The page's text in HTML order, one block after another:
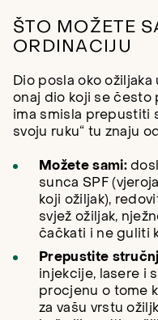
ŠTO MOŽETE
ORDINACIJU
Dio posla oko
onaj dio koji se često
ima smisla prepustiti
svoju ruku“ tu znaju
Možete sami:
sunca SPF
koji ožiljak),
svjež ožiljak,
čačkati i ne guliti
Prepustite
injekcije, lasere i
procjenu o tome
za vašu vrstu